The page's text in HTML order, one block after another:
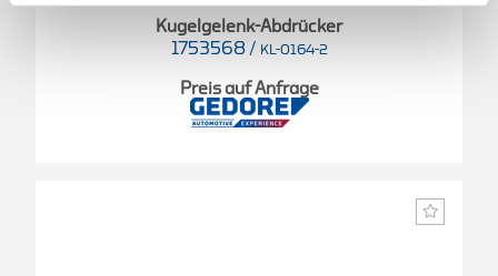
Kugelgelenk-Abdrücker
1753568 / KL-0164-2
Preis auf Anfrage